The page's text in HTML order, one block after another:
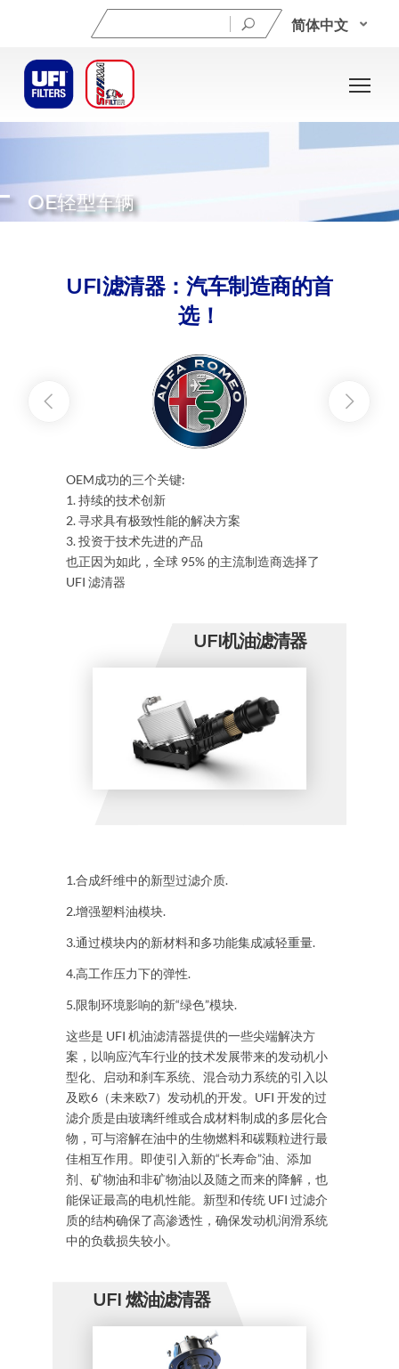
搜
索：
简体中文
OE轻型车辆
UFI滤清器：汽车制造商的首
选！
OEM成功的三个关键:
1.持续的技术创新
2.寻求具有极致性能的解决方案
3.投资于技术先进的产品
也正因为如此，全球 95% 的主流制造商选择了
UFI 滤清器
UFI机油滤清器
1.合成纤维中的新型过滤介质.
2.增强塑料油模块.
3.通过模块内的新材料和多功能集成减轻重量.
4.高工作压力下的弹性.
5.限制环境影响的新“绿色”模块.
这些是 UFI 机油滤清器提供的一些尖端解决方
案，以响应汽车行业的技术发展带来的发动机小
型化、启动和刹车系统、混合动力系统的引入以
及欧6（未来欧7）发动机的开发。UFI 开发的过
滤介质是由玻璃纤维或合成材料制成的多层化合
物，可与溶解在油中的生物燃料和碳颗粒进行最
佳相互作用。即使引入新的“长寿命”油、添加
剂、矿物油和非矿物油以及随之而来的降解，也
能保证最高的电机性能。新型和传统 UFI 过滤介
质的结构确保了高渗透性，确保发动机润滑系统
中的负载损失较小。
UFI 燃油滤清器